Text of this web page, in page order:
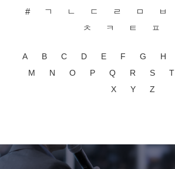
# ㄱ ㄴ ㄷ ㄹ ㅁ ㅂ
ㅊ
ㅋ ㅌ ㅍ
A B C D E F G H
M
N O P Q R S T
X
Y Z